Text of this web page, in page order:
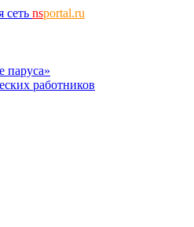
сеть nsportal.ru
паруса»
работников